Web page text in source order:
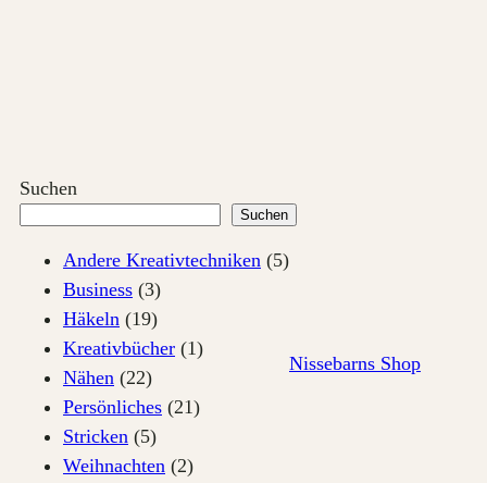
Suchen
Suchen
Andere Kreativtechniken (5)
Business (3)
Häkeln (19)
Kreativbücher (1)
Nähen (22)
Persönliches (21)
Stricken (5)
Weihnachten (2)
Nissebarns Shop